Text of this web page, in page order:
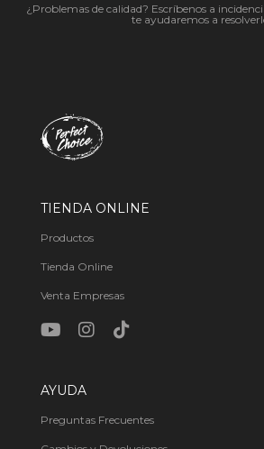
¿Problemas de calidad? Escríbenos a
te ayudaremos a
TIENDA ONLINE
Productos
Tienda Online
Venta Empresas
AYUDA
Preguntas Frecuentes